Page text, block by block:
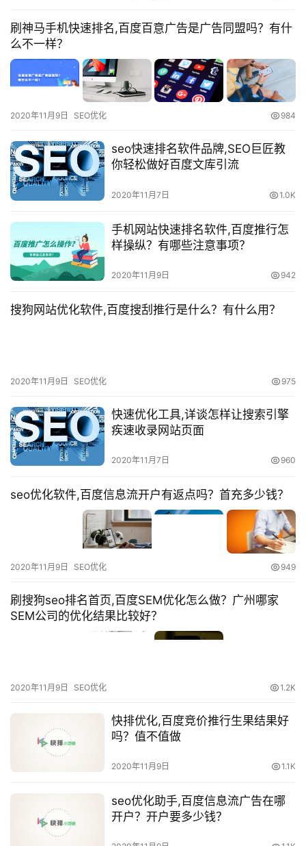
刷神马手机快速排名,百度百意广告是广告同盟吗？有什
么不一样？
2020年11月9日 SEO优化 984
seo快速排名软件品牌,SEO巨匠教
你轻松做好百度文库引流
2020年11月7日 1.0K
手机网站快速排名软件,百度推行怎
样操纵？有哪些注意事项？
2020年11月9日 942
搜狗网站优化软件,百度搜刮推行是什么？有什么用？
2020年11月9日 SEO优化 975
快速优化工具,详谈怎样让搜索引擎
疾速收录网站页面
2020年11月7日 960
seo优化软件,百度信息流开户有返点吗？首充多少钱？
2020年11月9日 SEO优化 949
刷搜狗seo排名首页,百度SEM优化怎么做？广州哪家
SEM公司的优化结果比较好？
2020年11月9日 SEO优化 1.2K
快排优化,百度竞价推行生果结果好
吗？值不值做
2020年11月9日 1.1K
seo优化助手,百度信息流广告在哪
开户？开户要多少钱？